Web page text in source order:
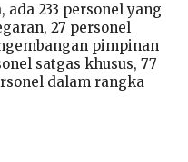
233 personel yang
27 personel
pimpinan
satgas khusus, 77
dalam rangka